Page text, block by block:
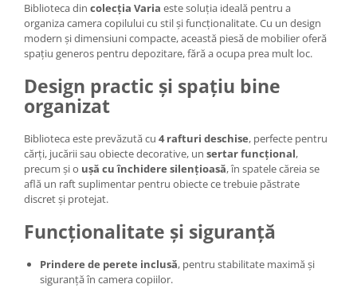
Biblioteca din colecția Varia este soluția ideală pentru a
organiza camera copilului cu stil și funcționalitate. Cu un design
modern și dimensiuni compacte, această piesă de mobilier oferă
spațiu generos pentru depozitare, fără a ocupa prea mult loc.
Design practic și spațiu bine
organizat
Biblioteca este prevăzută cu 4 rafturi deschise, perfecte pentru
cărți, jucării sau obiecte decorative, un sertar funcțional,
precum și o ușă cu închidere silențioasă, în spatele căreia se
află un raft suplimentar pentru obiecte ce trebuie păstrate
discret și protejat.
Funcționalitate și siguranță
Prindere de perete inclusă, pentru stabilitate maximă și
siguranță în camera copiilor.